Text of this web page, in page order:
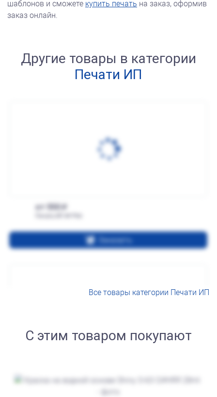
шаблонов и сможете купить печать на заказ, оформив
заказ онлайн.
Другие товары в категории
Печати ИП
от 550
Заказать
Печать ИП № Р31
Все товары категории Печати ИП
С этим товаром покупают